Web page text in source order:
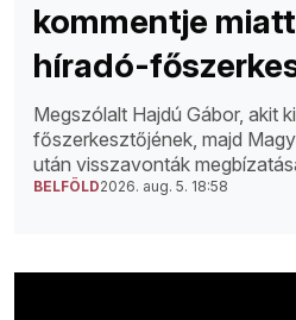
kommentje
híradó-
Megszólalt Hajdú Gábor, akit
főszerkesztőjének, majd
után visszavonták
BELFÖLD2026. aug. 5. 18:58